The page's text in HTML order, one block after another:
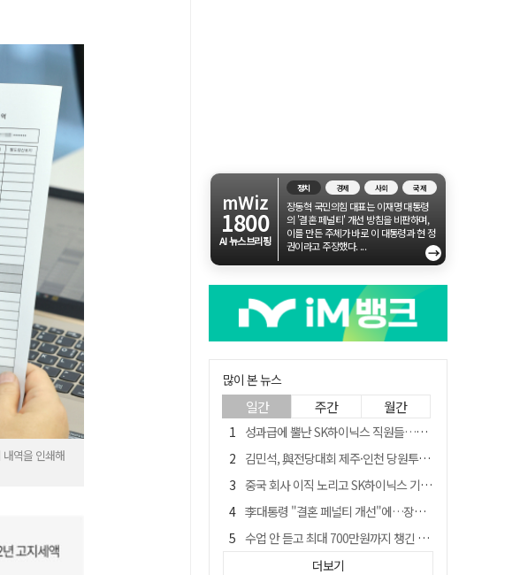
역을 인쇄해
mWiz
1800
AI 뉴스브리핑
정치 경제 사회 국제
장동혁 국민의힘 대표는 이재명 대통령
의 '결혼 페널티' 개선 방침을 비판하며,
이를 만든 주체가 바로 이 대통령과 현 정
권이라고 주장했다. ...
→
많이 본 뉴스
일간 주간 월간
성과급에 뿔난 SK하이닉스 직원들…3500명 모여 '새 노조' 만든다
김민석, 與전당대회 제주·인천 당원투표서 승리…누적 득표는 '초박빙'
중국 회사 이직 노리고 SK하이닉스 기밀 빼돌려…결국 실형
李대통령 "결혼 페널티 개선"에…장동혁 "그 페널티 만든 게 이 정권"
수업 안 듣고 최대 700만원까지 챙긴 포항 A대학 '유령 선수' 등 19명 무더기 송치
트럼프 만난 손현보 목사…"현재 자유대한민국 여러 면에서 어려움"
더보기